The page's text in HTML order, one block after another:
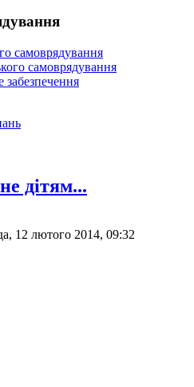
самоврядування
самоврядування
дітям...
12 лютого 2014, 09:32